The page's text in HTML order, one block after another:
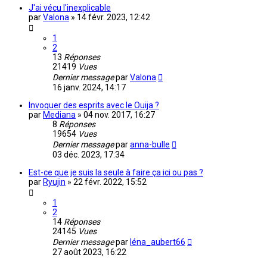
J'ai vécu l'inexplicable
parValona » 14 févr. 2023, 12:42
1
2
13 Réponses
21419 Vues
Dernier messageparValona
16 janv. 2024, 14:17
Invoquer des esprits avec le Ouija ?
par Mediana » 04 nov. 2017, 16:27
8 Réponses
19654 Vues
Dernier messageparanna-bulle
03 déc. 2023, 17:34
Est-ce que je suis la seule à faire ça ici ou pas ?
par Ryujin » 22 févr. 2022, 15:52
1
2
14 Réponses
24145 Vues
Dernier messagepar léna_aubert66
27 août 2023, 16:22